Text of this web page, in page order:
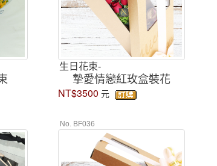
生日花束-
摯愛情戀紅玫盒裝花
NT$3500 元
No. BF036